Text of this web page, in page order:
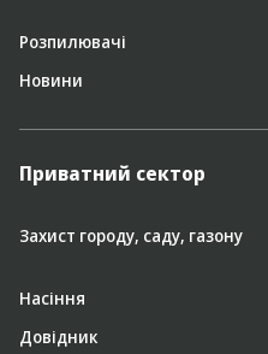
Розпилювачі
Новини
Приватний сектор
Захист городу, саду, газону
Насіння
Довідник